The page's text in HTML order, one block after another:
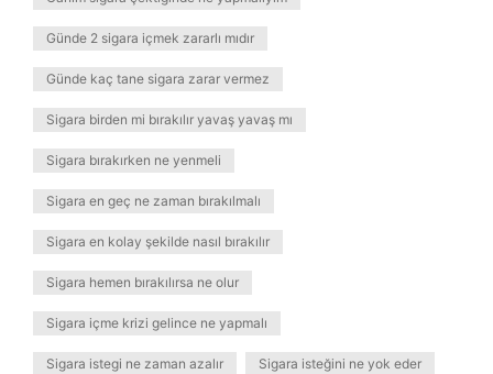
Günde 2 sigara içmek zararlı mıdır
Günde kaç tane sigara zarar vermez
Sigara birden mi bırakılır yavaş yavaş mı
Sigara bırakırken ne yenmeli
Sigara en geç ne zaman bırakılmalı
Sigara en kolay şekilde nasıl bırakılır
Sigara hemen bırakılırsa ne olur
Sigara içme krizi gelince ne yapmalı
Sigara istegi ne zaman azalır Sigara isteğini ne yok eder